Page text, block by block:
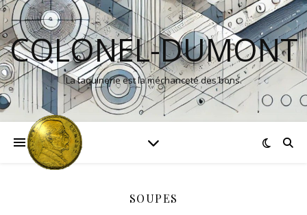
COLONEL-DUMONT
La taquinerie est la méchanceté des bons.
SOUPES